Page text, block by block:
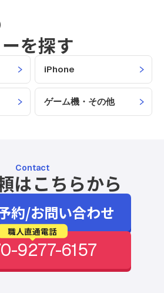
を探す
iPhone
ゲーム機・その他
Contact
はこちらから
約/お問い合わせ
職人直通電話
9277-6157